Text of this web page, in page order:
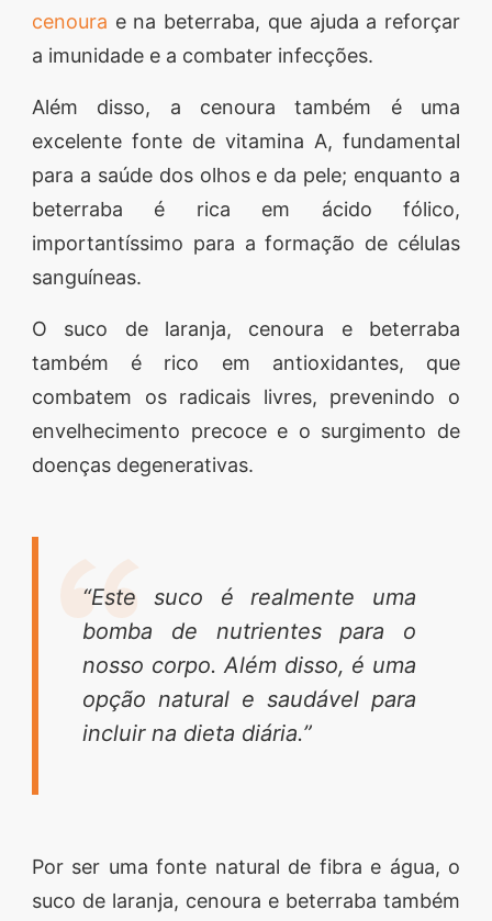
cenoura e na beterraba, que ajuda a reforçar
a imunidade e a combater infecções.
Além disso, a cenoura também é uma
excelente fonte de vitamina A, fundamental
para a saúde dos olhos e da pele; enquanto a
beterraba é rica em ácido fólico,
importantíssimo para a formação de células
sanguíneas.
O suco de laranja, cenoura e beterraba
também é rico em antioxidantes, que
combatem os radicais livres, prevenindo o
envelhecimento precoce e o surgimento de
doenças degenerativas.
“Este suco é realmente uma
bomba de nutrientes para o
nosso corpo. Além disso, é uma
opção natural e saudável para
incluir na dieta diária.”
Por ser uma fonte natural de fibra e água, o
suco de laranja, cenoura e beterraba também